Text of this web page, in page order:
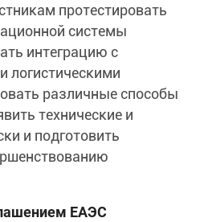
протестировать
системы
интеграцию с
логистическими
различные способы
технические и
и подготовить
ЕАЭС